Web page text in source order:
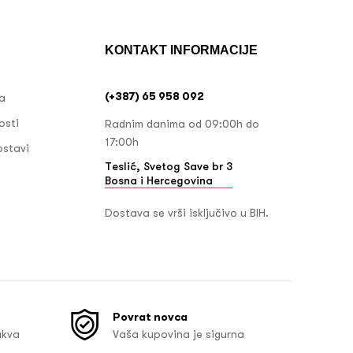
KONTAKT INFORMACIJE
(+387) 65 958 092
Radnim danima od 09:00h do
17:00h
Teslić, Svetog Save br 3
Bosna i Hercegovina
Dostava se vrši isključivo u BIH.
Povrat novca
Vaša kupovina je sigurna